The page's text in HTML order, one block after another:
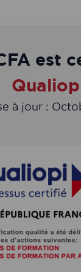
est
à jour :